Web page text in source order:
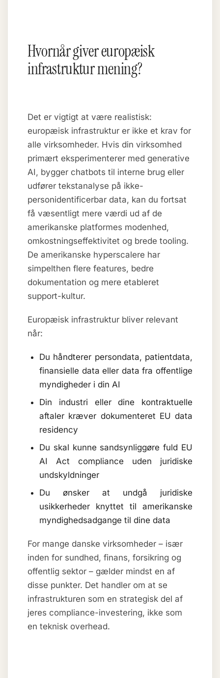
Hvornår giver europæisk
infrastruktur mening?
Det er vigtigt at være realistisk:
europæisk infrastruktur er ikke et krav for
alle virksomheder. Hvis din virksomhed
primært eksperimenterer med generative
AI, bygger chatbots til interne brug eller
udfører tekstanalyse på ikke-
personidentificerbar data, kan du fortsat
få væsentligt mere værdi ud af de
amerikanske platformes modenhed,
omkostningseffektivitet og brede tooling.
De amerikanske hyperscalere har
simpelthen flere features, bedre
dokumentation og mere etableret
support-kultur.
Europæisk infrastruktur bliver relevant
når:
Du håndterer persondata, patientdata,
finansielle data eller data fra offentlige
myndigheder i din AI
Din industri eller dine kontraktuelle
aftaler kræver dokumenteret EU data
residency
Du skal kunne sandsynliggøre fuld EU
AI Act compliance uden juridiske
undskyldninger
Du ønsker at undgå juridiske
usikkerheder knyttet til amerikanske
myndighedsadgange til dine data
For mange danske virksomheder – især
inden for sundhed, finans, forsikring og
offentlig sektor – gælder mindst en af
disse punkter. Det handler om at se
infrastrukturen som en strategisk del af
jeres compliance-investering, ikke som
en teknisk overhead.